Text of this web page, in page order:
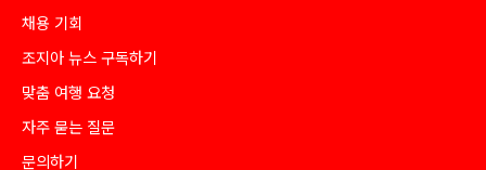
채용 기회
조지아 뉴스 구독하기
맞춤 여행 요청
자주 묻는 질문
문의하기